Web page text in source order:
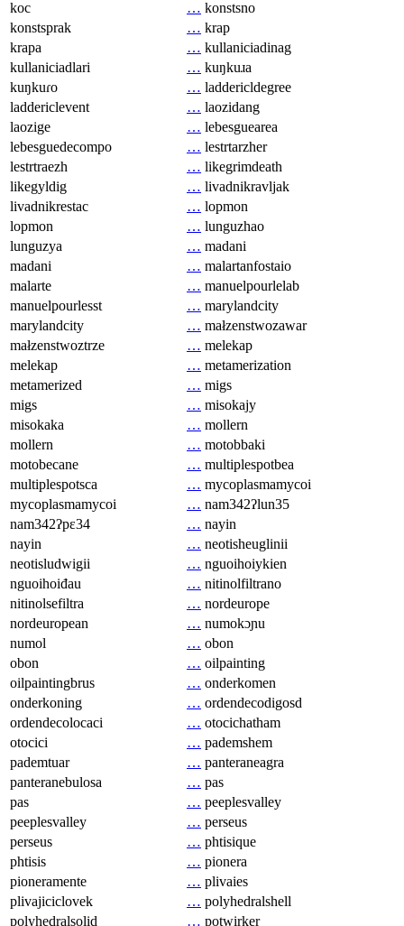
koc
… konstsno
konstsprak
… krap
krapa
… kullaniciadinag
kullaniciadlari
… kuŋkuɹa
kuŋkuɾo
… laddericldegree
laddericlevent
… laozidang
laozige
… lebesguearea
lebesguedecompo
… lestrtarzher
lestrtraezh
… likegrimdeath
likegyldig
… livadnikravljak
livadnikrestac
… lopmon
lopmon
… lunguzhao
lunguzya
… madani
madani
… malartanfostaio
malarte
… manuelpourlelab
manuelpourlesst
… marylandcity
marylandcity
… małzenstwozawar
małzenstwoztrze
… melekap
melekap
… metamerization
metamerized
… migs
migs
… misokajy
misokaka
… mollern
mollern
… motobbaki
motobecane
… multiplespotbea
multiplespotsca
… mycoplasmamycoi
mycoplasmamycoi
… nam342ʔlun35
nam342ʔpɛ34
… nayin
nayin
… neotisheuglinii
neotisludwigii
… nguoihoiykien
nguoihoiđau
… nitinolfiltrano
nitinolsefiltra
… nordeurope
nordeuropean
… numokɔɲu
numol
… obon
obon
… oilpainting
oilpaintingbrus
… onderkomen
onderkoning
… ordendecodigosd
ordendecolocaci
… otocichatham
otocici
… pademshem
pademtuar
… panteraneagra
panteranebulosa
… pas
pas
… peeplesvalley
peeplesvalley
… perseus
perseus
… phtisique
phtisis
… pionera
pioneramente
… plivaies
plivajiciclovek
… polyhedralshell
polyhedralsolid
… potwirker